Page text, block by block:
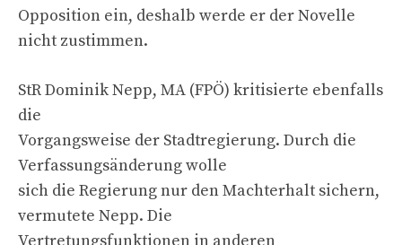
Opposition ein, deshalb werde er der Novelle
nicht zustimmen.
StR Dominik Nepp, MA (FPÖ) kritisierte ebenfalls
die
Vorgangsweise der Stadtregierung. Durch die
Verfassungsänderung wolle
sich die Regierung nur den Machterhalt sichern,
vermutete Nepp. Die
Vertretungsfunktionen in anderen